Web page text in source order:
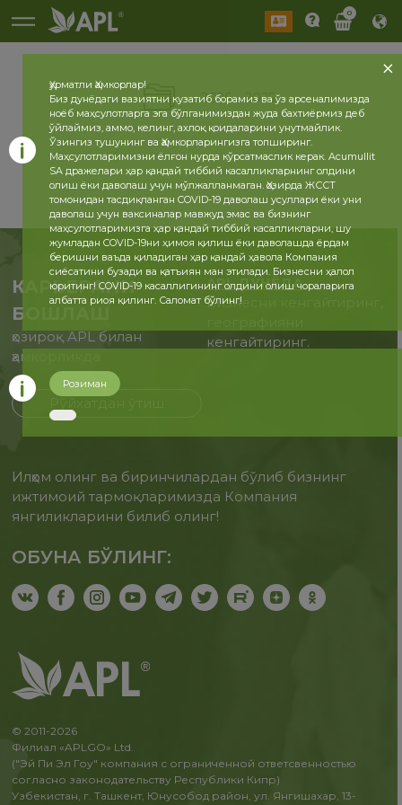
0
2026 2025
КАРЬЕРАНИ
БОШЛАШ
ҳозироқ APL билан
ҳамкорликда
APL ДУНЁДА
Бизнесни кенгайтиринг,
кенгайтиринг.
Илҳом олинг ва биринчилардан бўлиб бизнинг
ижтимоий тармоқларимизда Компания
янгиликларини билиб олинг!
ОБУНА БЎЛИНГ:
© 2011-2026
Филиал «APLGO» Ltd.
("Эй Пи Эл Гоу" компания с ограниченной ответсвенностью
согласно законодательству Республики Кипр)
Узбекистан, г. Ташкент, Юнусобод район, ул. Янгишахар, 13-
Ҳурматли Ҳамкорлар!
Биз дунёдаги вазиятни кузатиб борамиз ва ўз арсеналимизда
ноёб маҳсулотларга эга бўлганимиздан жуда бахтиёрмиз деб
ўйлаймиз, аммо, келинг, ахлоқ қоидаларини унутмайлик.
Ўзингиз тушунинг ва Ҳамкорларингизга топширинг.
Маҳсулотларимизни ёлғон нурда кўрсатмаслик керак. Acumullit
SA дражелари ҳар қандай тиббий касалликларнинг олдини
олиш ёки даволаш учун мўлжалланмаган. Ҳозирда ЖССТ
томонидан тасдиқланган COVID-19 даволаш усуллари ёки уни
даволаш учун ваксиналар мавжуд эмас ва бизнинг
маҳсулотларимизга ҳар қандай тиббий касалликларни, шу
жумладан COVID-19ни ҳимоя қилиш ёки даволашда ёрдам
беришни ваъда қиладиган ҳар қандай ҳавола Компания
сиёсатини бузади ва қатъиян ман этилади. Бизнесни ҳалол
юритинг! COVID-19 касаллигининг олдини олиш чораларига
албатта риоя қилинг. Саломат бўлинг!
Розиман